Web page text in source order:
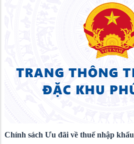
Chính sách Ưu đãi về thuế nhập khẩu